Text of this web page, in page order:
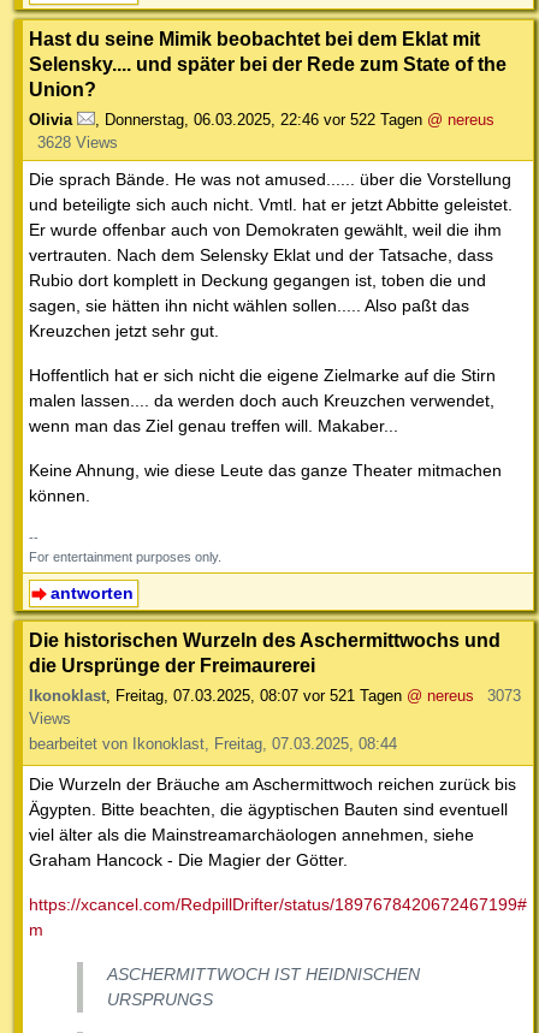
Hast du seine Mimik beobachtet bei dem Eklat mit
Selensky.... und später bei der Rede zum State of the
Union?
Olivia Donnerstag, 06.03.2025, 22:46 vor 522 Tagen @ nereus
3628 Views
Die sprach Bände. He was not amused...... über die Vorstellung
und beteiligte sich auch nicht. Vmtl. hat er jetzt Abbitte geleistet.
Er wurde offenbar auch von Demokraten gewählt, weil die ihm
vertrauten. Nach dem Selensky Eklat und der Tatsache, dass
Rubio dort komplett in Deckung gegangen ist, toben die und
sagen, sie hätten ihn nicht wählen sollen..... Also paßt das
Kreuzchen jetzt sehr gut.
Hoffentlich hat er sich nicht die eigene Zielmarke auf die Stirn
malen lassen.... da werden doch auch Kreuzchen verwendet,
wenn man das Ziel genau treffen will. Makaber...
Keine Ahnung, wie diese Leute das ganze Theater mitmachen
können.
--
For entertainment purposes only.
antworten
Die historischen Wurzeln des Aschermittwochs und
die Ursprünge der Freimaurerei
Ikonoklast, Freitag, 07.03.2025, 08:07 vor 521 Tagen @ nereus
3073
Views
bearbeitet von Ikonoklast, Freitag, 07.03.2025, 08:44
Die Wurzeln der Bräuche am Aschermittwoch reichen zurück bis
Ägypten. Bitte beachten, die ägyptischen Bauten sind eventuell
viel älter als die Mainstreamarchäologen annehmen, siehe
Graham Hancock - Die Magier der Götter.
https://xcancel.com/RedpillDrifter/status/1897678420672467199#
m
ASCHERMITTWOCH IST HEIDNISCHEN
URSPRUNGS